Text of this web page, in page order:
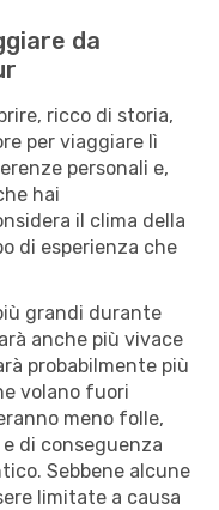
da
ricco di storia,
per viaggiare lì
personali e,
hai
il clima della
di esperienza che
grandi durante
anche più vivace
probabilmente più
volano fuori
meno folle,
di conseguenza
Sebbene alcune
limitate a causa